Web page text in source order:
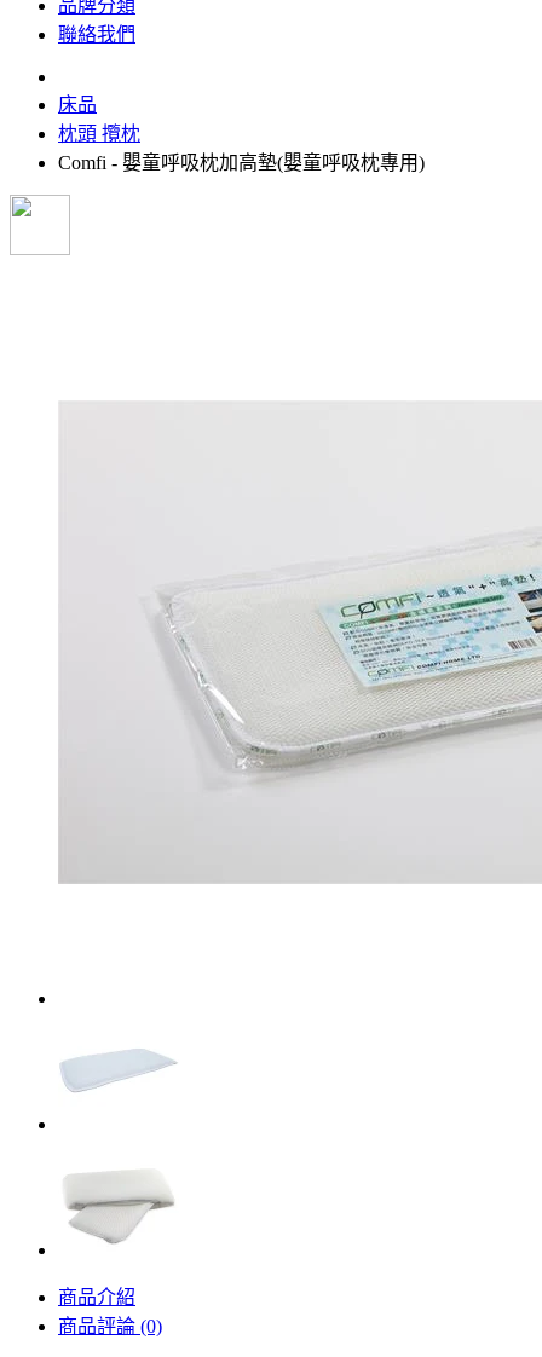
品牌分類
聯絡我們
床品
枕頭 攬枕
Comfi - 嬰童呼吸枕加高墊(嬰童呼吸枕專用)
商品介紹
商品評論 (0)